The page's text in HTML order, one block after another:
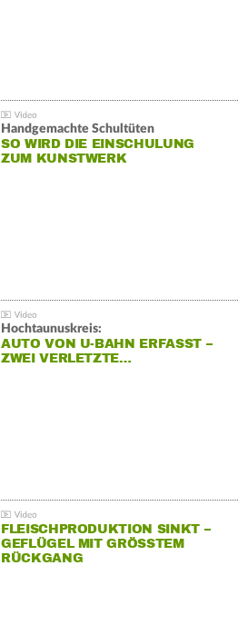
Handgemachte Schultüten
SO WIRD DIE EINSCHULUNG
ZUM KUNSTWERK
Hochtaunuskreis:
AUTO VON U-BAHN ERFASST –
ZWEI VERLETZTE…
FLEISCHPRODUKTION SINKT –
GEFLÜGEL MIT GRÖSSTEM R
ÜCKGANG